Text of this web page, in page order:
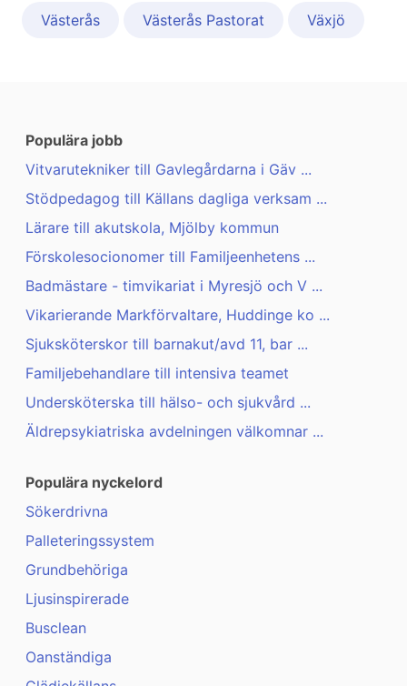
Västerås Västerås Pastorat Växjö
Populära jobb
Vitvarutekniker till Gavlegårdarna i Gäv ...
Stödpedagog till Källans dagliga verksam ...
Lärare till akutskola, Mjölby kommun
Förskolesocionomer till Familjeenhetens ...
Badmästare - timvikariat i Myresjö och V ...
Vikarierande Markförvaltare, Huddinge ko ...
Sjuksköterskor till barnakut/avd 11, bar ...
Familjebehandlare till intensiva teamet
Undersköterska till hälso- och sjukvård ...
Äldrepsykiatriska avdelningen välkomnar ...
Populära nyckelord
Sökerdrivna
Palleteringssystem
Grundbehöriga
Ljusinspirerade
Busclean
Oanständiga